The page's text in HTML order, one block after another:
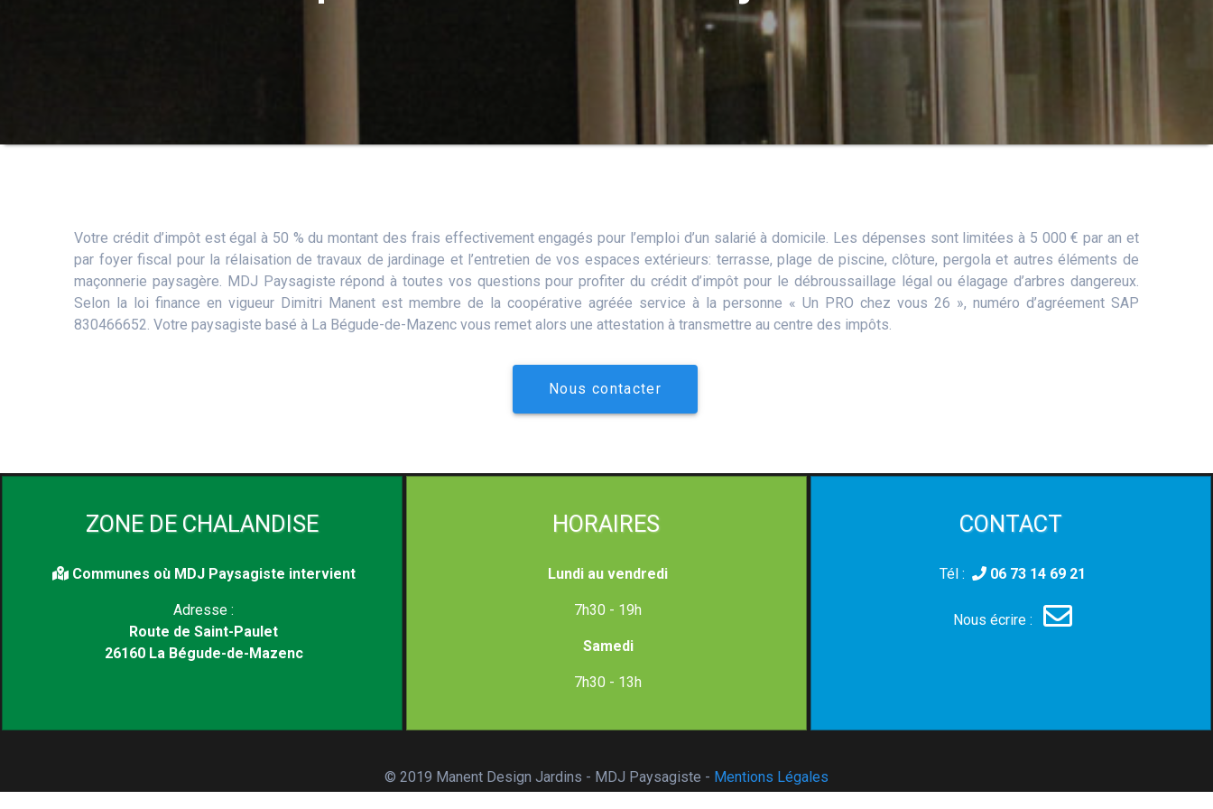
Votre crédit d’impôt est égal à 50 % du montant des frais effectivement engagés pour l’emploi d’un salarié à domicile. Les dépenses sont limitées à 5 000 € par an et
par foyer fiscal pour la rélaisation de travaux de jardinage et l’entretien de vos espaces extérieurs: terrasse, plage de piscine, clôture, pergola et autres éléments de
maçonnerie paysagère. MDJ Paysagiste répond à toutes vos questions pour profiter du crédit d’impôt pour le débroussaillage légal ou élagage d’arbres dangereux.
Selon la loi finance en vigueur Dimitri Manent est membre de la coopérative agréée service à la personne « Un PRO chez vous 26 », numéro d’agréement SAP
830466652. Votre paysagiste basé à La Bégude-de-Mazenc vous remet alors une attestation à transmettre au centre des impôts.
Nous contacter
ZONE DE CHALANDISE
Communes où MDJ Paysagiste intervient
Adresse :
Route de Saint-Paulet
26160 La Bégude-de-Mazenc
HORAIRES
Lundi au vendredi
7h30 - 19h
Samedi
7h30 - 13h
CONTACT
Tél : 06 73 14 69 21
Nous écrire :
© 2019 Manent Design Jardins - MDJ Paysagiste - Mentions Légales